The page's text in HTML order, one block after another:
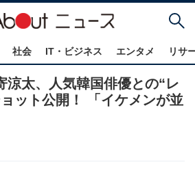
社会 IT・ビジネス エンタメ リサ
涼太、人気韓国俳優との“レ
ット公開！ 「イケメンが並